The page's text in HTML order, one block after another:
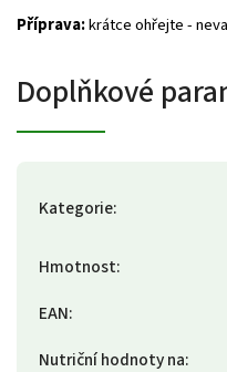
Příprava:krátce ohřejte -
Doplňkové
Kategorie:
Hmotnost:
EAN:
Nutriční hodnoty na: